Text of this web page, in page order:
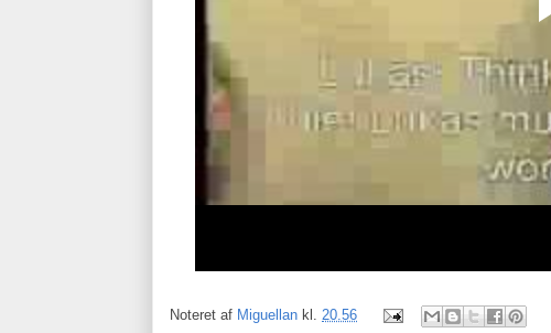
Noteret af Miguellan kl. 20.56